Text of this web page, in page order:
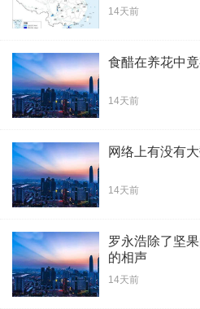
14天前
食醋在养花中
14天前
网络上有没有
14天前
罗永浩除了坚
的相声
14天前